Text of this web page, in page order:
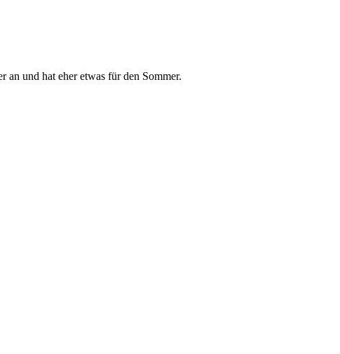
an und hat eher etwas für den Sommer.